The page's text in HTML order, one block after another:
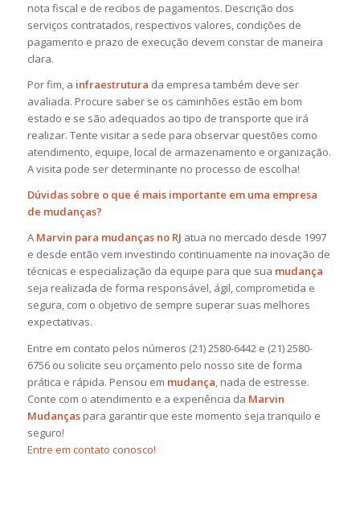
nota fiscal e de recibos de pagamentos. Descrição dos
serviços contratados, respectivos valores, condições de
pagamento e prazo de execução devem constar de maneira
clara.
Por fim, a infraestrutura da empresa também deve ser
avaliada. Procure saber se os caminhões estão em bom
estado e se são adequados ao tipo de transporte que irá
realizar. Tente visitar a sede para observar questões como
atendimento, equipe, local de armazenamento e organização.
A visita pode ser determinante no processo de escolha!
Dúvidas sobre o que é mais importante em uma empresa
de mudanças?
A Marvin para mudanças no RJ atua no mercado desde 1997
e desde então vem investindo continuamente na inovação de
técnicas e especialização da equipe para que sua mudança
seja realizada de forma responsável, ágil, comprometida e
segura, com o objetivo de sempre superar suas melhores
expectativas.
Entre em contato pelos números (21) 2580-6442 e (21) 2580-
6756 ou solicite seu orçamento pelo nosso site de forma
prática e rápida. Pensou em mudança , nada de estresse.
Conte com o atendimento e a experiência da Marvin
Mudançaspara garantir que este momento seja tranquilo e
seguro!
Entre em contato conosco!